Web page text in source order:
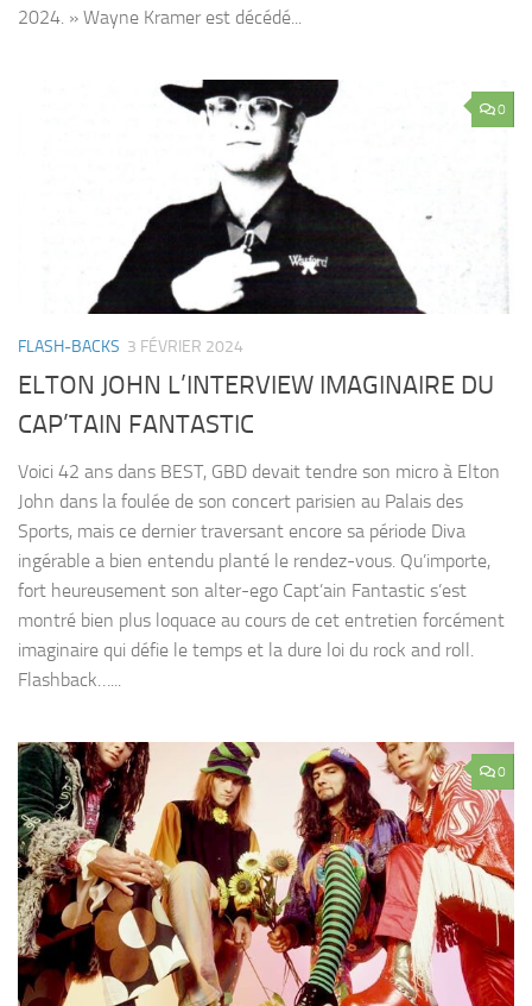
2024. » Wayne Kramer est décédé...
0
FLASH-BACKS 3 FÉVRIER 2024
ELTON JOHN L’INTERVIEW IMAGINAIRE DU
CAP’TAIN FANTASTIC
Voici 42 ans dans BEST, GBD devait tendre son micro à Elton
John dans la foulée de son concert parisien au Palais des
Sports, mais ce dernier traversant encore sa période Diva
ingérable a bien entendu planté le rendez-vous. Qu’importe,
fort heureusement son alter-ego Capt’ain Fantastic s’est
montré bien plus loquace au cours de cet entretien forcément
imaginaire qui défie le temps et la dure loi du rock and roll.
Flashback…...
0